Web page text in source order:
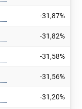
-31,87%
-31,82%
-31,58%
-31,56%
-31,20%